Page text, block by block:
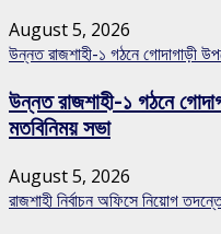
August 5, 2026
উন্নত রাজশাহী-১ গঠনে গোদাগাড়ী
উন্নত রাজশাহী-১ গঠনে
মতবিনিময় সভা
August 5, 2026
রাজশাহী নির্বাচন অফিসে নিয়োগ